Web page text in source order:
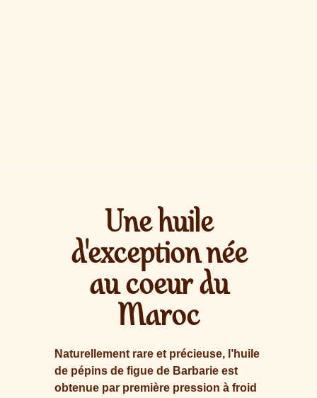
Une huile
d'exception née
au coeur du
Maroc
Naturellement rare et précieuse, l’huile
de pépins de figue de Barbarie est
obtenue par première pression à froid